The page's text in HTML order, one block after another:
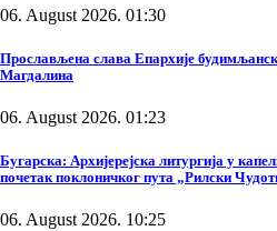
06. August 2026. 01:30
Прослављена слава Епархије
Магдалина
06. August 2026. 01:23
Бугарска: Архијерејска литургија у
почетак поклоничког пута „Рилски
06. August 2026. 10:25